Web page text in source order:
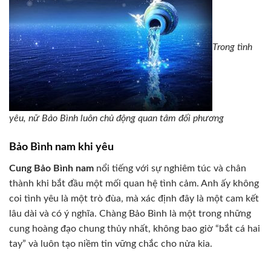
Trong tình
yêu, nữ Bảo Bình luôn chủ động quan tâm đối phương
Bảo Bình nam khi yêu
Cung Bảo Bình nam nổi tiếng với sự nghiêm túc và chân
thành khi bắt đầu một mối quan hệ tình cảm. Anh ấy không
coi tình yêu là một trò đùa, mà xác định đây là một cam kết
lâu dài và có ý nghĩa. Chàng Bảo Bình là một trong những
cung hoàng đạo chung thủy nhất, không bao giờ “bắt cá hai
tay” và luôn tạo niềm tin vững chắc cho nửa kia.